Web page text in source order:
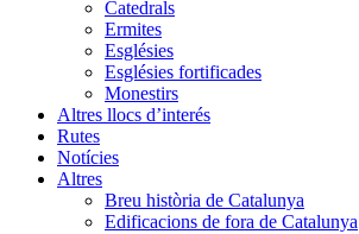
Catedrals
Ermites
Esglésies
Esglésies fortificades
Monestirs
Altres llocs d’interés
Rutes
Notícies
Altres
Breu història de Catalunya
Edificacions de fora de Catalunya